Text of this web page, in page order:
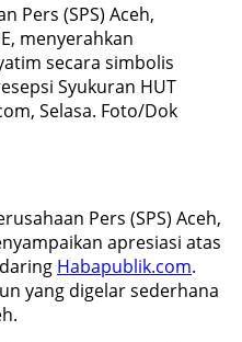
Pers (SPS) Aceh,
menyerahkan
secara simbolis
Syukuran HUT
Selasa. Foto/Dok
Pers (SPS) Aceh,
apresiasi atas
Habapublik.com.
yang digelar sederhana